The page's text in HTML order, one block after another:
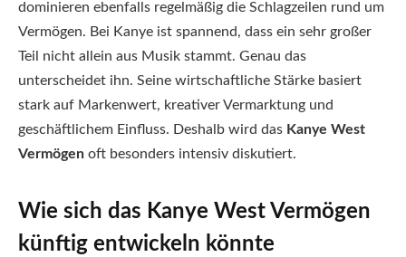
dominieren ebenfalls regelmäßig die Schlagzeilen rund um
Vermögen. Bei Kanye ist spannend, dass ein sehr großer
Teil nicht allein aus Musik stammt. Genau das
unterscheidet ihn. Seine wirtschaftliche Stärke basiert
stark auf Markenwert, kreativer Vermarktung und
geschäftlichem Einfluss. Deshalb wird das Kanye West
Vermögen oft besonders intensiv diskutiert.
Wie sich das Kanye West Vermögen
künftig entwickeln könnte